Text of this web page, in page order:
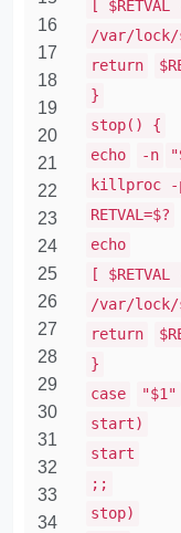
16
17
18
19
20
21
22
23
24
25
26
27
28
29
30
31
32
33
34
[ $RETVAL
/var/lock/
return
}
stop() {
echo
-n
killproc -p
RETVAL=$?
echo
[ $RETVAL
/var/lock/
return
}
case
"$1"
start)
start
;;
stop)